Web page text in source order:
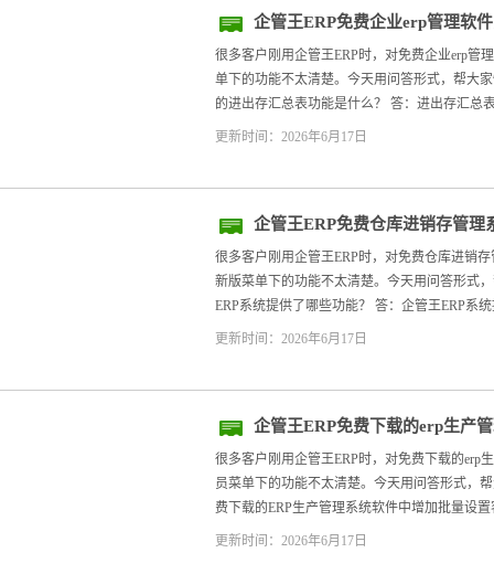
企管王ERP免费企业erp管理软
很多客户刚用企管王ERP时，对免费企业erp管
单下的功能不太清楚。今天用问答形式，帮大
的进出存汇总表功能是什么？ 答：进出存汇总
更新时间：2026年6月17日
企管王ERP免费仓库进销存管理
年新版
很多客户刚用企管王ERP时，对免费仓库进销
新版菜单下的功能不太清楚。今天用问答形式
ERP系统提供了哪些功能？ 答：企管王ERP系
更新时间：2026年6月17日
企管王ERP免费下载的erp生产
务员
很多客户刚用企管王ERP时，对免费下载的erp
员菜单下的功能不太清楚。今天用问答形式，
费下载的ERP生产管理系统软件中增加批量设
更新时间：2026年6月17日